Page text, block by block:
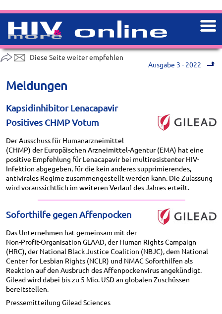
Ausgabe 3 - 2022
Meldungen
Kapsidinhibitor Lenacapavir
Positives CHMP Votum
Der Ausschuss für Humanarzneimittel
(CHMP) der Europäischen Arzneimittel-Agentur (EMA) hat eine
positive Empfehlung für Lenacapavir bei multiresistenter HIV-
Infektion abgegeben, für die kein anderes supprimierendes,
antivirales Regime zusammengestellt werden kann. Die Zulassung
wird voraussichtlich im weiteren Verlauf des Jahres erteilt.
Soforthilfe gegen Affenpocken
Das Unternehmen hat gemeinsam mit der
Non-Profit-Organisation GLAAD, der Human Rights Campaign
(HRC), der National Black Justice Coalition (NBJC), dem National
Center for Lesbian Rights (NCLR) und NMAC Soforthilfen als
Reaktion auf den Ausbruch des Affenpockenvirus angekündigt.
Gilead wird dabei bis zu 5 Mio. USD an globalen Zuschüssen
bereitstellen.
Pressemitteilung Gilead Sciences
Diese Seite weiter empfehlen